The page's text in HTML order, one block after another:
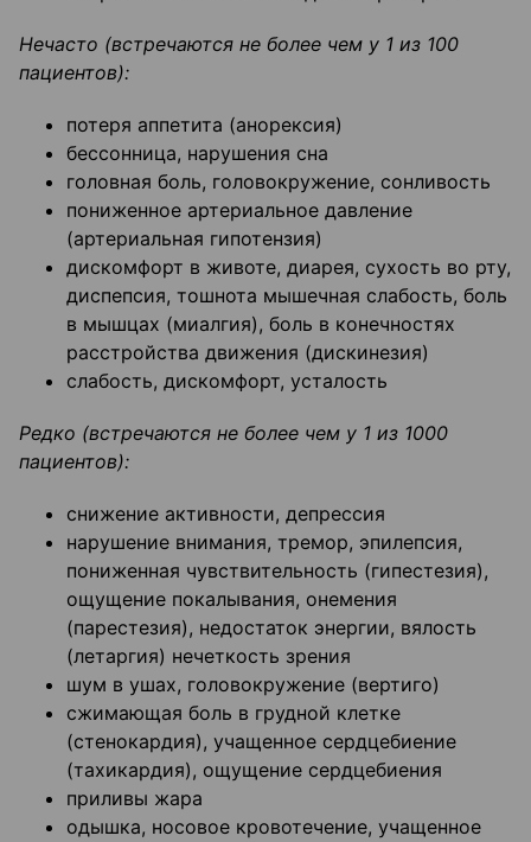
Нечасто (встречаются не более чем у 1 из 100
пациентов):
потеря аппетита (анорексия)
бессонница, нарушения сна
головная боль, головокружение, сонливость
пониженное артериальное давление
(артериальная гипотензия)
дискомфорт в животе, диарея, сухость во рту,
диспепсия, тошнота мышечная слабость, боль
в мышцах (миалгия), боль в конечностях
расстройства движения (дискинезия)
слабость, дискомфорт, усталость
Редко (встречаются не более чем у 1 из 1000
пациентов):
снижение активности, депрессия
нарушение внимания, тремор, эпилепсия,
пониженная чувствительность (гипестезия),
ощущение покалывания, онемения
(парестезия), недостаток энергии, вялость
(летаргия) нечеткость зрения
шум в ушах, головокружение (вертиго)
сжимающая боль в грудной клетке
(стенокардия), учащенное сердцебиение
(тахикардия), ощущение сердцебиения
приливы жара
одышка, носовое кровотечение, учащенное